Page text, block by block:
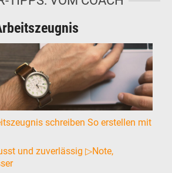
schreiben So erstellen mit
und zuverlässig ▷Note,